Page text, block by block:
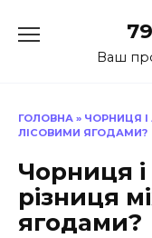
до
Ваш
ГОЛОВНА » ЧОРНИЦЯ
ЛІСОВИМИ ЯГОДАМИ?
Чорниця
різниця
ягодами?